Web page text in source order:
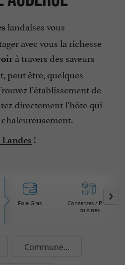
landaises vous
avec vous la richesse
à travers des saveurs
peut être, quelques
l’établissement de
directement l’hôte qui
Landes !
Foie Gras
Conserves / Plats
cuisinés
Commune...